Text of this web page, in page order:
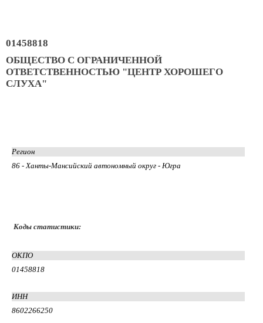
01458818
ОБЩЕСТВО С ОГРАНИЧЕННОЙ
ОТВЕТСТВЕННОСТЬЮ "ЦЕНТР ХОРОШЕГО
СЛУХА"
Регион
86 - Ханты-Мансийский автономный округ - Югра
Коды статистики:
ОКПО
01458818
ИНН
8602266250